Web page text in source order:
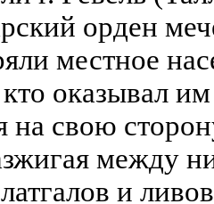
орден
местное
оказывал
на свою
между
и